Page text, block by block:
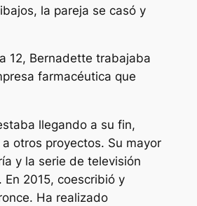
la pareja se casó y
12, Bernadette trabajaba
farmacéutica que
llegando a su fin,
a otros proyectos. Su mayor
y la serie de televisión
. En 2015, coescribió y
Ha realizado